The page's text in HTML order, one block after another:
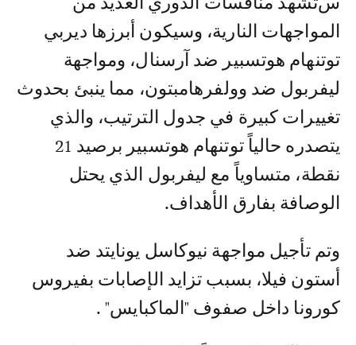
المواجهات النارية، وسيكون أبرزها ديربي
توتنهام هوتسبير ضد آرسنال، ومواجهة
ليفربول ضد وولفرهامبتون، مما ينبئ بحدوث
تغييرات كبيرة في جدول الترتيب، والذي
يتصدره حالياً توتنهام هوتسبير برصيد 21
نقطة، متساوياً مع ليفربول الذي يحتل
الوصافة بفارق الأهداف.
وتم تأجيل مواجهة نيوكاسل يونايتد ضد
أستون فيلا، بسبب تزايد الإصابات بفيروس
كورونا داخل صفوف "الماكبايس" .